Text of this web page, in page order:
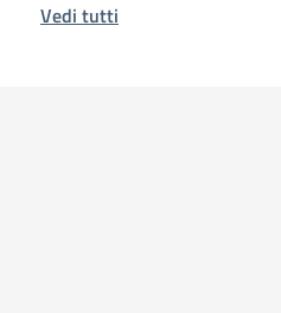
Vedi tutti